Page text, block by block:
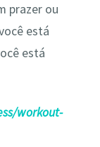
prazer ou
está
está
workout-